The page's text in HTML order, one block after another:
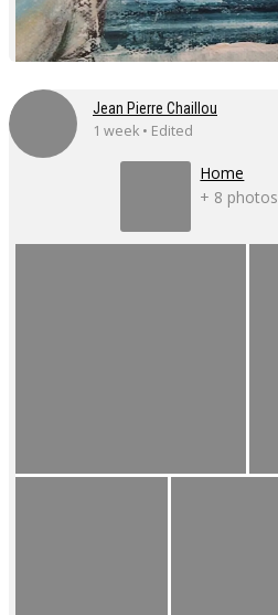
Jean Pierre Chaillou
1 week • Edited
Home
+ 8 photos